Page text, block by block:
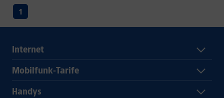
1
Internet
Mobilfunk-Tarife
Handys